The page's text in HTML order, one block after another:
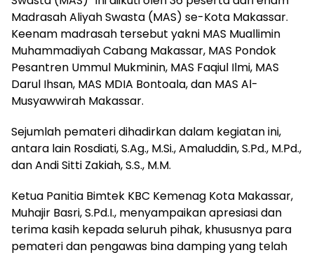
Madrasah Aliyah Swasta (MAS) se-Kota Makassar.
Keenam madrasah tersebut yakni MAS Muallimin
Muhammadiyah Cabang Makassar, MAS Pondok
Pesantren Ummul Mukminin, MAS Faqiul Ilmi, MAS
Darul Ihsan, MAS MDIA Bontoala, dan MAS Al-
Musyawwirah Makassar.
Sejumlah pemateri dihadirkan dalam kegiatan ini,
antara lain Rosdiati, S.Ag., M.Si., Amaluddin, S.Pd., M.Pd.,
dan Andi Sitti Zakiah, S.S., M.M.
Ketua Panitia Bimtek KBC Kemenag Kota Makassar,
Muhajir Basri, S.Pd.I., menyampaikan apresiasi dan
terima kasih kepada seluruh pihak, khususnya para
pemateri dan pengawas bina damping yang telah